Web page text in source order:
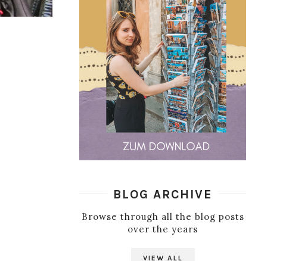
BLOG ARCHIVE
Browse through all the blog posts
over the years
VIEW ALL